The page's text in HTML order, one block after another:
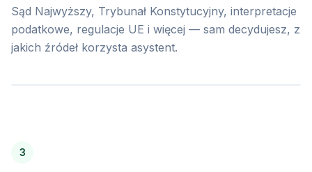
Sąd Najwyższy, Trybunał Konstytucyjny, interpretacje
podatkowe, regulacje UE i więcej — sam decydujesz, z
jakich źródeł korzysta asystent.
(sn.pl)
z sn.pl
3
(L4)?